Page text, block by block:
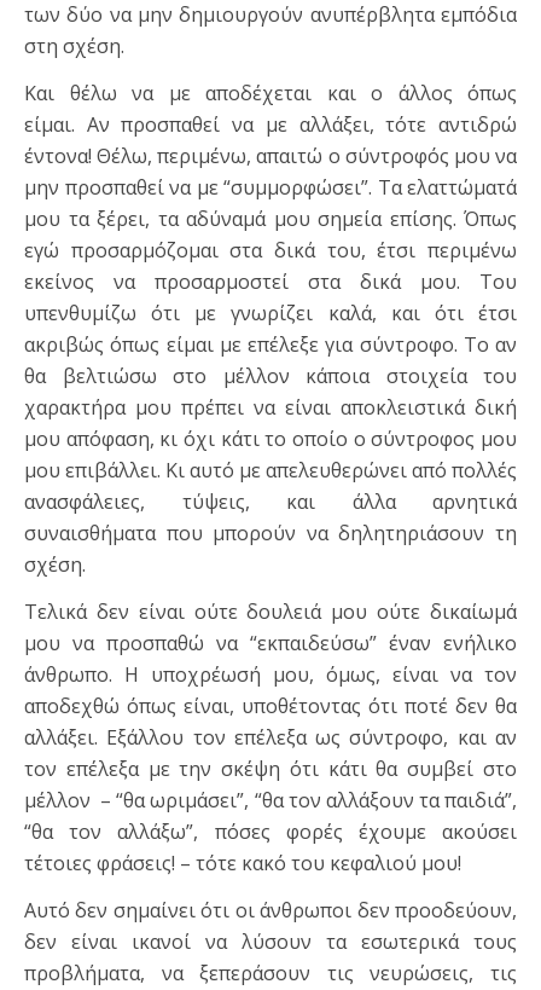
των δύο να μην δημιουργούν ανυπέρβλητα εμπόδια
στη σχέση.
Και θέλω να με αποδέχεται και ο άλλος όπως
είμαι. Αν προσπαθεί να με αλλάξει, τότε αντιδρώ
έντονα! Θέλω, περιμένω, απαιτώ ο σύντροφός μου να
μην προσπαθεί να με “συμμορφώσει”. Τα ελαττώματά
μου τα ξέρει, τα αδύναμά μου σημεία επίσης. Όπως
εγώ προσαρμόζομαι στα δικά του, έτσι περιμένω
εκείνος να προσαρμοστεί στα δικά μου. Του
υπενθυμίζω ότι με γνωρίζει καλά, και ότι έτσι
ακριβώς όπως είμαι με επέλεξε για σύντροφο. Το αν
θα βελτιώσω στο μέλλον κάποια στοιχεία του
χαρακτήρα μου πρέπει να είναι αποκλειστικά δική
μου απόφαση, κι όχι κάτι το οποίο ο σύντροφος μου
μου επιβάλλει. Κι αυτό με απελευθερώνει από πολλές
ανασφάλειες, τύψεις, και άλλα αρνητικά
συναισθήματα που μπορούν να δηλητηριάσουν τη
σχέση.
Τελικά δεν είναι ούτε δουλειά μου ούτε δικαίωμά
μου να προσπαθώ να “εκπαιδεύσω” έναν ενήλικο
άνθρωπο. Η υποχρέωσή μου, όμως, είναι να τον
αποδεχθώ όπως είναι, υποθέτοντας ότι ποτέ δεν θα
αλλάξει. Εξάλλου τον επέλεξα ως σύντροφο, και αν
τον επέλεξα με την σκέψη ότι κάτι θα συμβεί στο
μέλλον – “θα ωριμάσει”, “θα τον αλλάξουν τα παιδιά”,
“θα τον αλλάξω”, πόσες φορές έχουμε ακούσει
τέτοιες φράσεις! – τότε κακό του κεφαλιού μου!
Αυτό δεν σημαίνει ότι οι άνθρωποι δεν προοδεύουν,
δεν είναι ικανοί να λύσουν τα εσωτερικά τους
προβλήματα, να ξεπεράσουν τις νευρώσεις, τις